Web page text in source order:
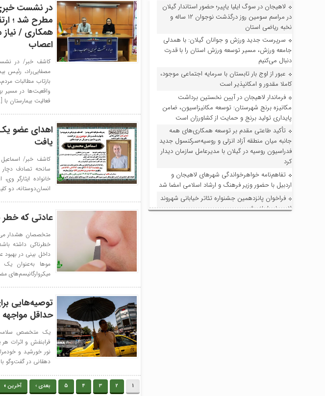
لاهیجان در سوگ ایلیا یاپیر؛ حضور استاندار گیلان
در مراسم سومین روز درگذشت نوجوان ۱۲ ساله و
نخبه ریاضی استان
سرپرست جدید ورزش و جوانان گیلان: با همدلی
جامعه ورزش، مسیر توسعه ورزش استان را با قدرت
دنبال می‌کنیم
عبور از اوج بار تابستان با سرمایه اجتماعی موجود،
کاملا مقدور و امکانپذیر است
فرماندار لاهیجان در آیین نخستین برداشت
مکانیزه برنج شهرستان: توسعه مکانیزاسیون، ضامن
پایداری تولید برنج و حمایت از کشاورزان است
تأکید طاعتی مقدم بر توسعه همکاری‌های همه
جانبه میان منطقه آزاد انزلی و روسیه؛سرکنسول جدید
فدراسیون روسیه در گیلان با مدیرعامل سازمان دیدار
کرد
تفاهم‌نامه خواهرخواندگی شهرهای لاهیجان و
اردبیل با حضور وزیر فرهنگ و ارشاد اسلامی امضا شد
فراخوان پانزدهمین جشنواره تئاتر خیابانی شهروند
لاهیجان اعلام شد
در نشست
مطرح شد ؛
همکاری / نیاز
اعصاب
کاشف خبر/ در
مصفایی‌راد، رئیس
بازتاب مطالبات
واقعیت‌ها در مسیر
فعالیت بیمارستان با
اهدای عضو یک
یافت
سانحه تصادف
خانواده ایثارگر
انسان‌دوستانه، دو
عادتی که خطر
متخصصان هشدار
خطرناکی داشته
داخل بینی در بهبود
موها به‌عنوان یک
میکروارگانیسم‌های
توصیه‌هایی
حداقل مواجهه از
یک متخصص سلامت
فرابنفش و اثرات
دهقانی در گفت‌وگو
1
2
3
4
5 بعدی › آخرین »